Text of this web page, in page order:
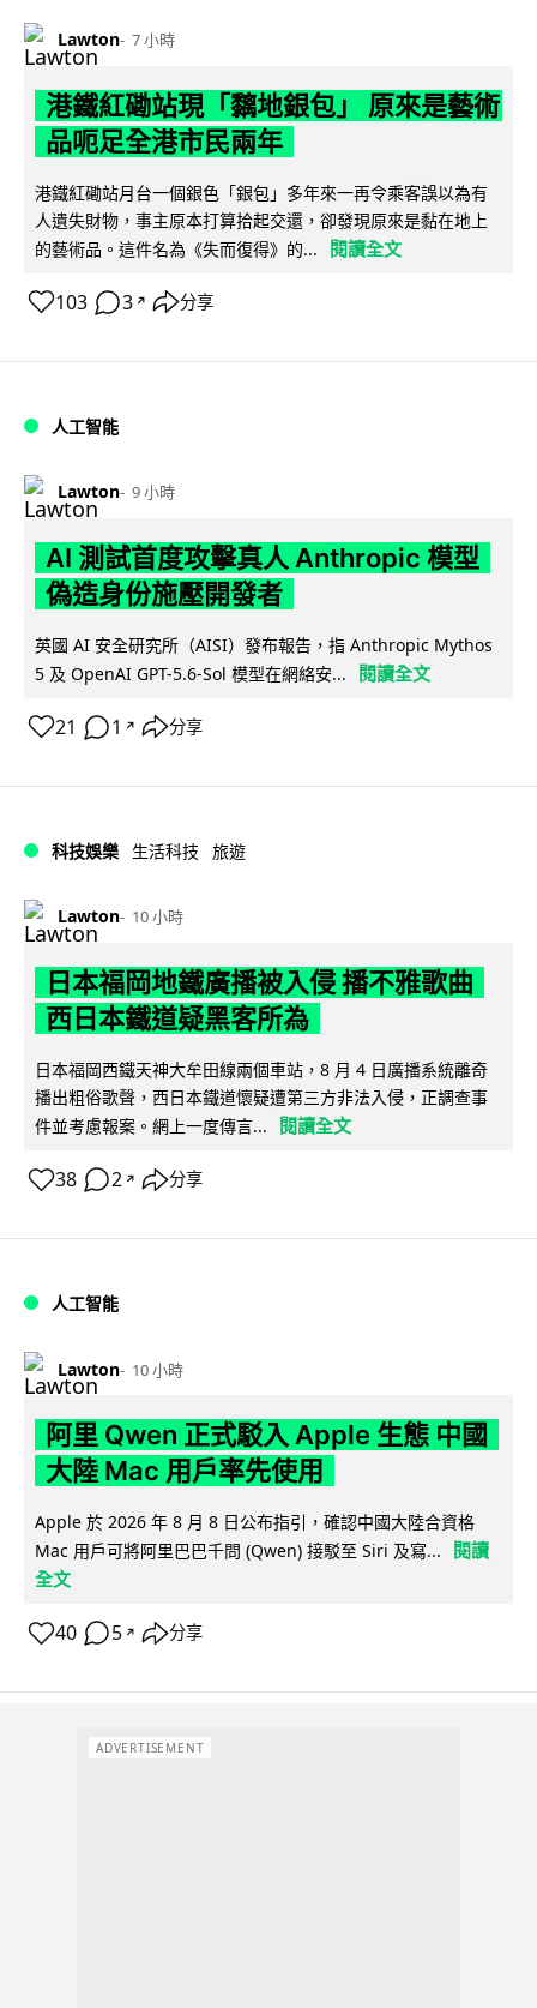
Lawton 7 小時
港鐵紅磡站現「黐地銀包」 原來是藝術
品呃足全港市民兩年
港鐵紅磡站月台一個銀色「銀包」多年來一再令乘客誤以為有
人遺失財物，事主原本打算拾起交還，卻發現原來是黏在地上
的藝術品。這件名為《失而復得》的...
閱讀全文
103 3 ↗ 分享
人工智能
Lawton 9 小時
AI 測試首度攻擊真人 Anthropic 模型
偽造身份施壓開發者
英國 AI 安全研究所（AISI）發布報告，指 Anthropic Mythos
5 及 OpenAI GPT-5.6-Sol 模型在網絡安...
閱讀全文
21 1 ↗ 分享
科技娛樂 生活科技 旅遊
Lawton 10 小時
日本福岡地鐵廣播被入侵 播不雅歌曲
西日本鐵道疑黑客所為
日本福岡西鐵天神大牟田線兩個車站，8 月 4 日廣播系統離奇
播出粗俗歌聲，西日本鐵道懷疑遭第三方非法入侵，正調查事
件並考慮報案。網上一度傳言...
閱讀全文
38 2 ↗ 分享
人工智能
Lawton 10 小時
阿里 Qwen 正式駁入 Apple 生態 中國
大陸 Mac 用戶率先使用
Apple 於 2026 年 8 月 8 日公布指引，確認中國大陸合資格
Mac 用戶可將阿里巴巴千問 (Qwen) 接駁至 Siri 及寫...
閱讀
全文
40 5 ↗ 分享
ADVERTISEMENT